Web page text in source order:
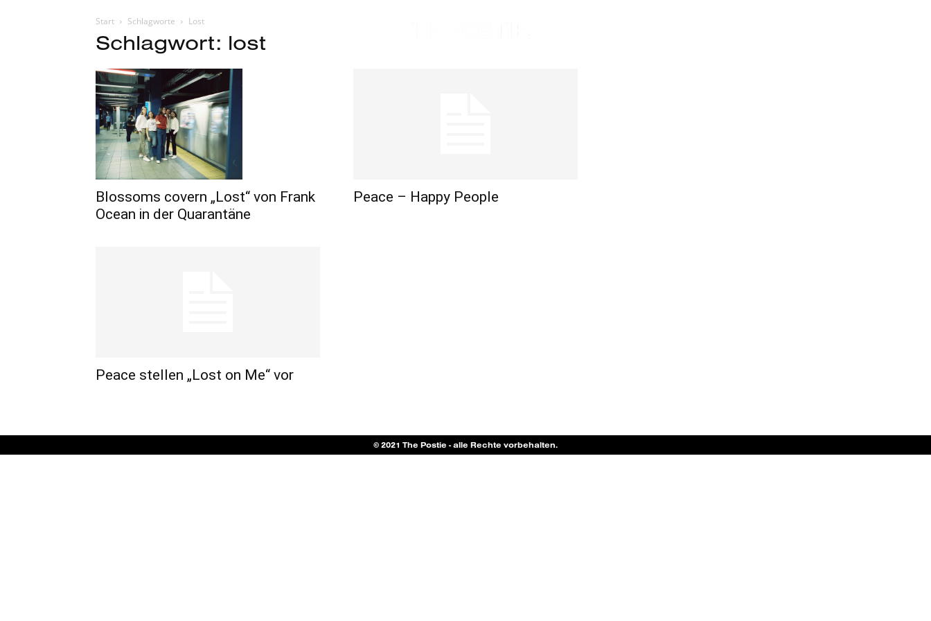
Start Schlagworte Lost
Schlagwort: lost
Blossoms covern „Lost“ von Frank
Ocean in der Quarantäne
Peace – Happy People
Peace stellen „Lost on Me“ vor
© 2021 The Postie - alle Rechte vorbehalten.